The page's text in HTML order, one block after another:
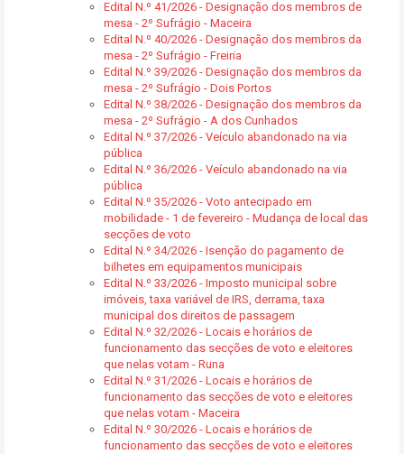
Edital N.º 41/2026 - Designação dos membros de
mesa - 2º Sufrágio - Maceira
Edital N.º 40/2026 - Designação dos membros da
mesa - 2º Sufrágio - Freiria
Edital N.º 39/2026 - Designação dos membros da
mesa - 2º Sufrágio - Dois Portos
Edital N.º 38/2026 - Designação dos membros da
mesa - 2º Sufrágio - A dos Cunhados
Edital N.º 37/2026 - Veículo abandonado na via
pública
Edital N.º 36/2026 - Veículo abandonado na via
pública
Edital N.º 35/2026 - Voto antecipado em
mobilidade - 1 de fevereiro - Mudança de local das
secções de voto
Edital N.º 34/2026 - Isenção do pagamento de
bilhetes em equipamentos municipais
Edital N.º 33/2026 - Imposto municipal sobre
imóveis, taxa variável de IRS, derrama, taxa
municipal dos direitos de passagem
Edital N.º 32/2026 - Locais e horários de
funcionamento das secções de voto e eleitores
que nelas votam - Runa
Edital N.º 31/2026 - Locais e horários de
funcionamento das secções de voto e eleitores
que nelas votam - Maceira
Edital N.º 30/2026 - Locais e horários de
funcionamento das secções de voto e eleitores